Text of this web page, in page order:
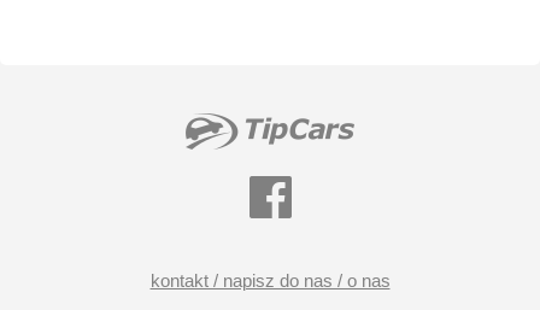
kontakt / napisz do nas / o nas